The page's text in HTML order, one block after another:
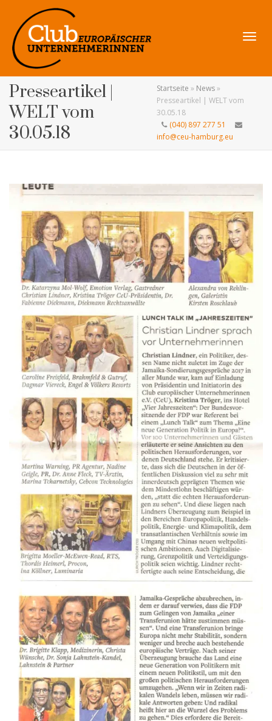
Presseartikel |
WELT vom
30.05.18
Startseite » News»
Presseartikel | WELT vom
30.05.18
(040) 897 277 51
info@ceu-hamburg.eu